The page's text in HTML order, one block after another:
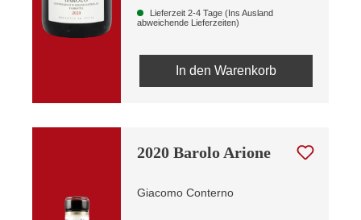
Lieferzeit 2-4 Tage (Ins Ausland
abweichende Lieferzeiten)
In den Warenkorb
2020 Barolo Arione
Giacomo Conterno